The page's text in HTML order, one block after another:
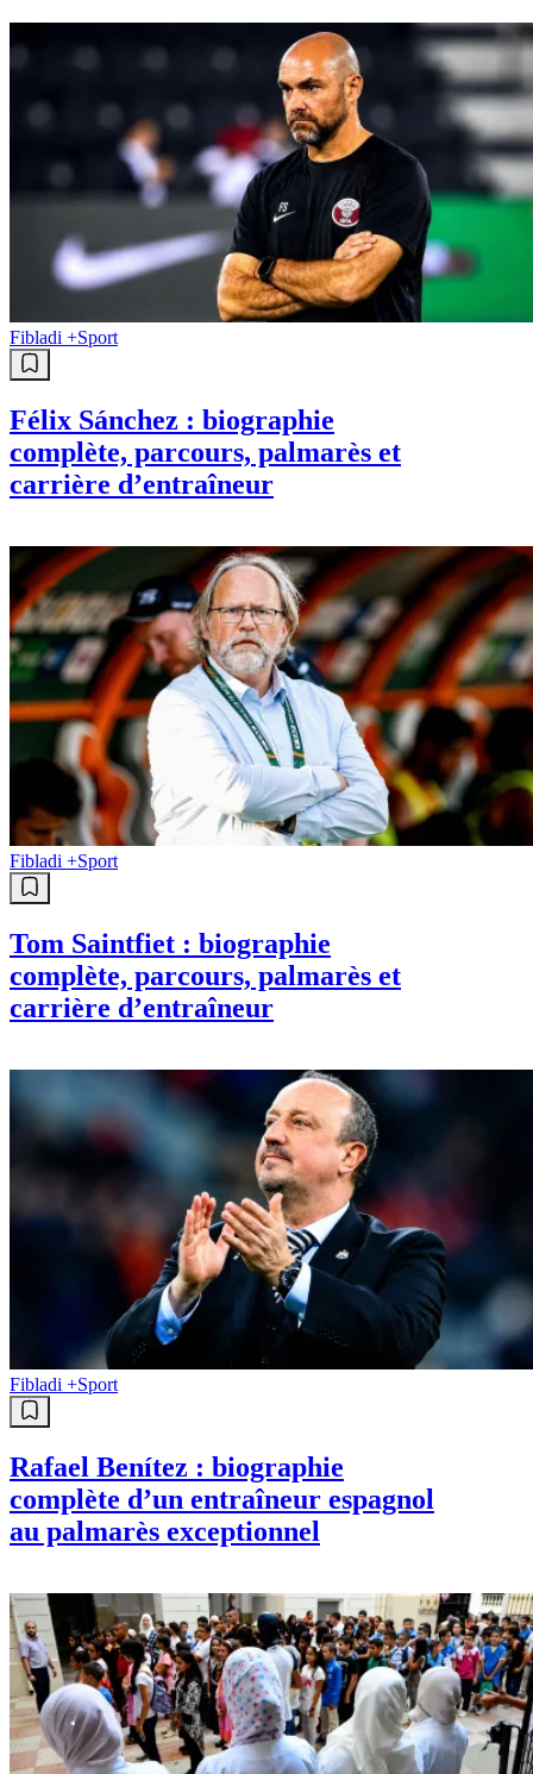
Fibladi +Sport
Félix Sánchez : biographie
complète, parcours, palmarès et
carrière d’entraîneur
Fibladi +Sport
Tom Saintfiet : biographie
complète, parcours, palmarès et
carrière d’entraîneur
Fibladi +Sport
Rafael Benítez : biographie
complète d’un entraîneur espagnol
au palmarès exceptionnel